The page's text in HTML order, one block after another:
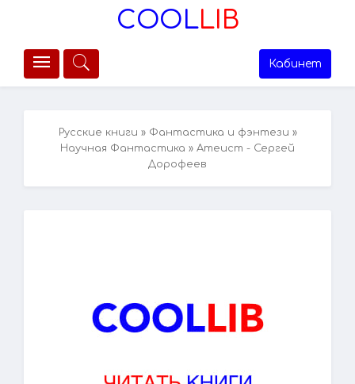
COOLLIB
Кабинет
Русские книги » Фантастика и фэнтези »
Научная Фантастика » Атеист - Сергей
Дорофеев